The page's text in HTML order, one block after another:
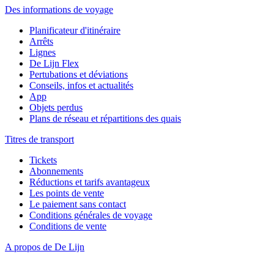
Des informations de voyage
Planificateur d'itinéraire
Arrêts
Lignes
De Lijn Flex
Pertubations et déviations
Conseils, infos et actualités
App
Objets perdus
Plans de réseau et répartitions des quais
Titres de transport
Tickets
Abonnements
Réductions et tarifs avantageux
Les points de vente
Le paiement sans contact
Conditions générales de voyage
Conditions de vente
A propos de De Lijn